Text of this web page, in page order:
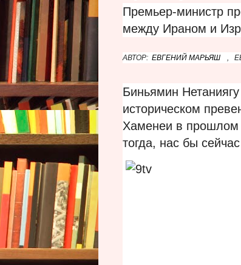
Премьер-министр
между Ираном и
АВТОР: ЕВГЕНИЙ МАРЬЯШ
Биньямин
историческом
Хаменеи в прошлом
тогда, нас бы